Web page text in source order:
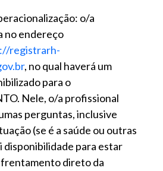
o/a
no endereço
registrarh-
, no qual haverá um
para o
Nele, o/a profissional
perguntas, inclusive
(se é a saúde ou outras
disponibilidade para estar
direto da